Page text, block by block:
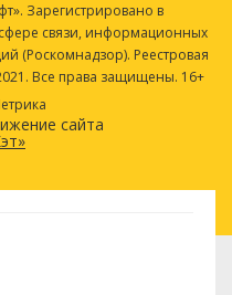
Зарегистрировано в
связи, информационных
(Роскомнадзор). Реестровая
Все права защищены. 16+
сайта